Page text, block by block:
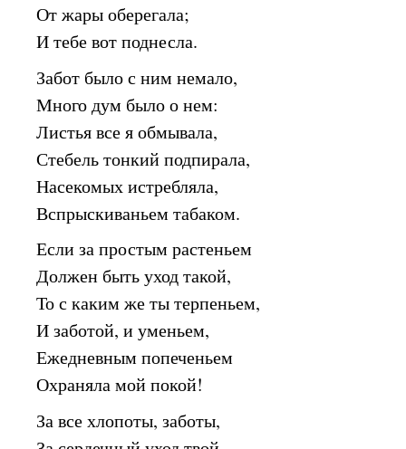
От жары оберегала;
И тебе вот поднесла.
Забот было с ним немало,
Много дум было о нем:
Листья все я обмывала,
Стебель тонкий подпирала,
Насекомых истребляла,
Вспрыскиваньем табаком.
Если за простым растеньем
Должен быть уход такой,
То с каким же ты терпеньем,
И заботой, и уменьем,
Ежедневным попеченьем
Охраняла мой покой!
За все хлопоты, заботы,